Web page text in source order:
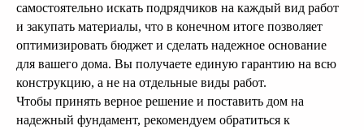
самостоятельно искать подрядчиков на каждый вид работ
и закупать материалы, что в конечном итоге позволяет
оптимизировать бюджет и сделать надежное основание
для вашего дома. Вы получаете единую гарантию на всю
конструкцию, а не на отдельные виды работ.
Чтобы принять верное решение и поставить дом на
надежный фундамент, рекомендуем обратиться к
Готовые проекты от
25 000 рублей